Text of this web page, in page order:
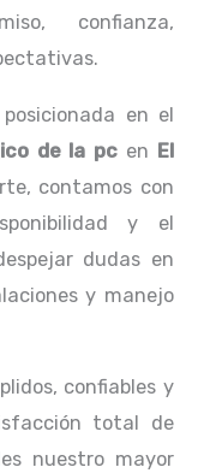
confianza,
en el
de la pc en El
contamos con
y el
dudas en
y manejo
confiables y
total de
nuestro mayor